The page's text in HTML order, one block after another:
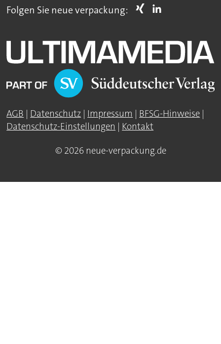
Folgen Sie neue verpackung:
AGB | Datenschutz | Impressum | BFSG-Hinweise |
Datenschutz-Einstellungen | Kontakt
© 2026 neue-verpackung.de